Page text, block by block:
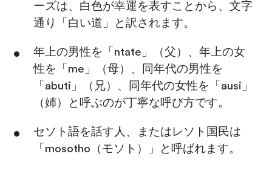
ーズは、白色が幸運を表すことから、文字
通り「白い道」と訳されます。
年上の男性を「ntate」（父）、年上の女
性を「me」（母）、同年代の男性を
「abuti」（兄）、同年代の女性を「ausi」
（姉）と呼ぶのが丁寧な呼び方です。
セソト語を話す人、またはレソト国民は
「mosotho（モソト）」と呼ばれます。